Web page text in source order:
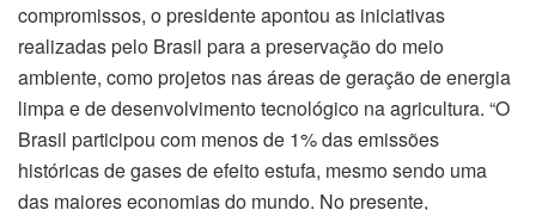
compromissos, o presidente apontou as iniciativas
realizadas pelo Brasil para a preservação do meio
ambiente, como projetos nas áreas de geração de energia
limpa e de desenvolvimento tecnológico na agricultura. “O
Brasil participou com menos de 1% das emissões
históricas de gases de efeito estufa, mesmo sendo uma
das maiores economias do mundo. No presente,